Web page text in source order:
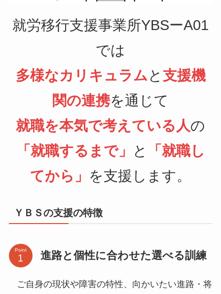
就労移行支援事業所YBSーA01
では
多様なカリキュラム と 支援機
関の連携を通じて
就職を本気で考えている人の
「就職するまで」
と
「就職し
てから」 を支援します。
ＹＢＳの支援の特徴
Point 進路と個性に合わせた選べる訓練
ご自身の現状や障害の特性、向かいたい進路・将